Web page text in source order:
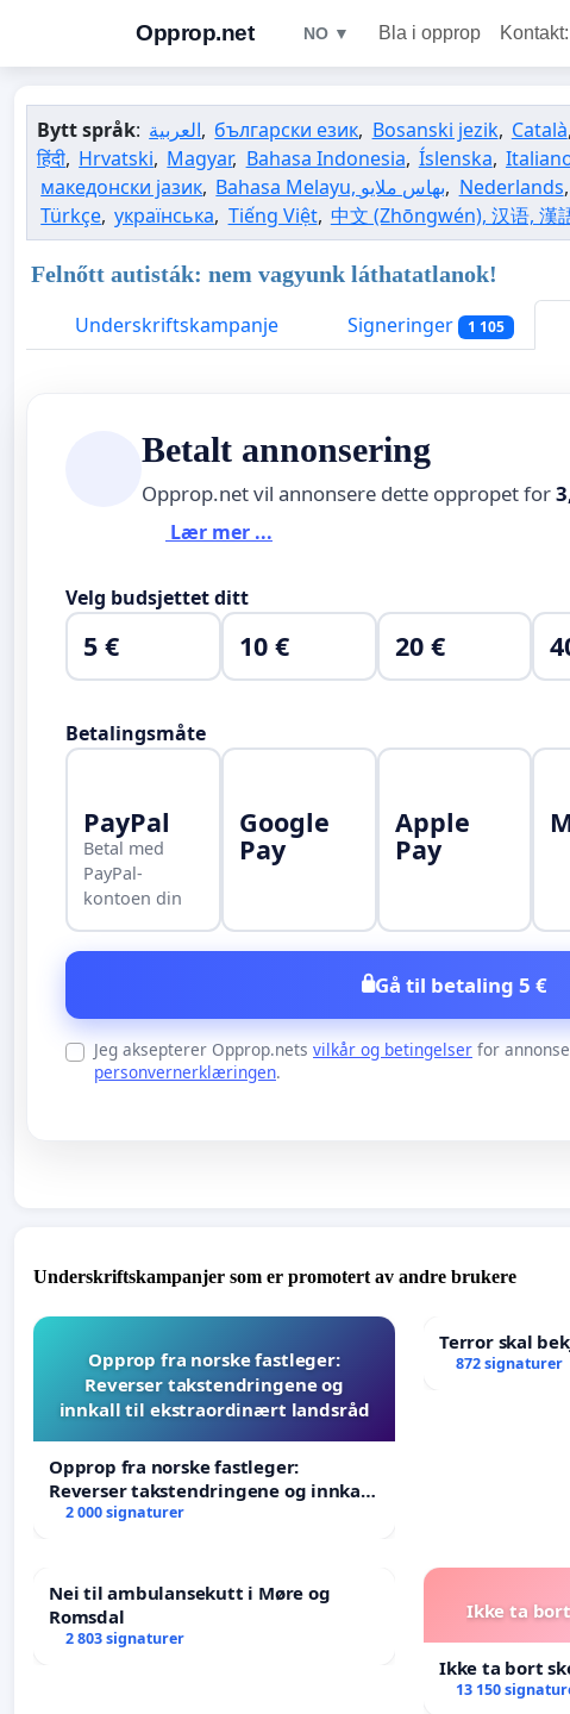
Opprop.net NO ▼ Bla i opprop Kontakt:
Bytt språk: العربية, български език, Bosanski jezik, Català,
हिंदी, Hrvatski, Magyar, Bahasa Indonesia, Íslenska,
македонски јазик, , Nederlands,
Türkçe, українська, Tiếng Việt, 中文 (Zhōngwén), 汉语, 漢
Felnőtt autisták: nem vagyunk láthatatlanok!
Underskriftskampanje
Signeringer 1 105
Betalt annonsering
Opprop.net vil annonsere dette oppropet for
Lær mer ...
Velg budsjettet ditt
5 € 10 € 20 €
Betalingsmåte
PayPal
Betal med
PayPal-
kontoen din
Google
Pay
Apple
Pay
Gå til betaling 5 €
Jeg aksepterer Opprop.nets vilkår og betingelser for
personvernerklæringen.
Underskriftskampanjer som er promotert av andre brukere
Opprop fra norske fastleger:
Reverser takstendringene og
innkall til ekstraordinært landsråd
Opprop fra norske fastleger:
Reverser takstendringene og innkall
til ekstraordinært landsråd
2 000 signaturer
Terror skal
872 signaturer
Nei til ambulansekutt i Møre og
Romsdal
2 803 signaturer
Ikke ta
Ikke ta bort
13 150